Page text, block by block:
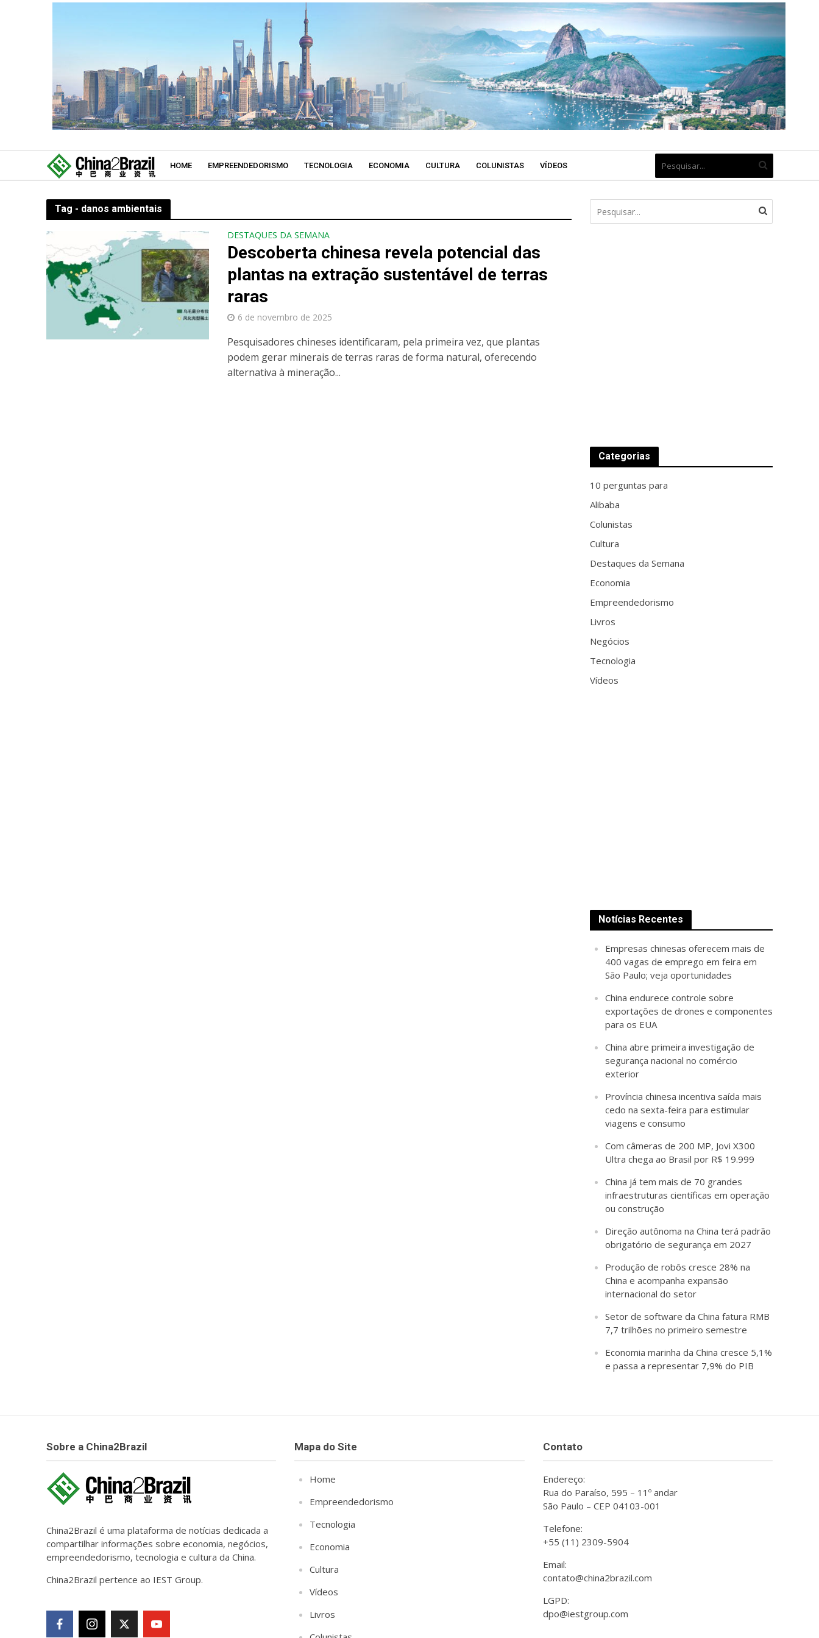
HOME EMPREENDEDORISMO TECNOLOGIA ECONOMIA CULTURA COLUNISTAS VÍDEOS
Tag - danos ambientais
DESTAQUES DA SEMANA
Descoberta chinesa revela potencial das
plantas na extração sustentável de terras
raras
6 de novembro de 2025
Pesquisadores chineses identificaram, pela primeira vez, que plantas
podem gerar minerais de terras raras de forma natural, oferecendo
alternativa à mineração...
Categorias
10 perguntas para
Alibaba
Colunistas
Cultura
Destaques da Semana
Economia
Empreendedorismo
Livros
Negócios
Tecnologia
Vídeos
Notícias Recentes
Empresas chinesas oferecem mais de
400 vagas de emprego em feira em
São Paulo; veja oportunidades
China endurece controle sobre
exportações de drones e componentes
para os EUA
China abre primeira investigação de
segurança nacional no comércio
exterior
Província chinesa incentiva saída mais
cedo na sexta-feira para estimular
viagens e consumo
Com câmeras de 200 MP, Jovi X300
Ultra chega ao Brasil por R$ 19.999
China já tem mais de 70 grandes
infraestruturas científicas em operação
ou construção
Direção autônoma na China terá padrão
obrigatório de segurança em 2027
Produção de robôs cresce 28% na
China e acompanha expansão
internacional do setor
Setor de software da China fatura RMB
7,7 trilhões no primeiro semestre
Economia marinha da China cresce 5,1%
e passa a representar 7,9% do PIB
Sobre a China2Brazil
China2Brazil é uma plataforma de notícias dedicada a
compartilhar informações sobre economia, negócios,
empreendedorismo, tecnologia e cultura da China.
China2Brazil pertence ao IEST Group.
Mapa do Site
Home
Empreendedorismo
Tecnologia
Economia
Cultura
Vídeos
Livros
Contato
Endereço:
Rua do Paraíso, 595 – 11º andar
São Paulo – CEP 04103-001
Telefone:
+55 (11) 2309-5904
Email:
contato@china2brazil.com
LGPD:
dpo@iestgroup.com